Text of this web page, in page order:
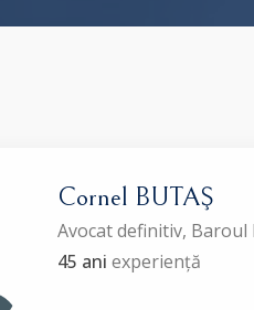
Cornel BUTAŞ
Avocat definitiv, Baroul
45 ani experiență